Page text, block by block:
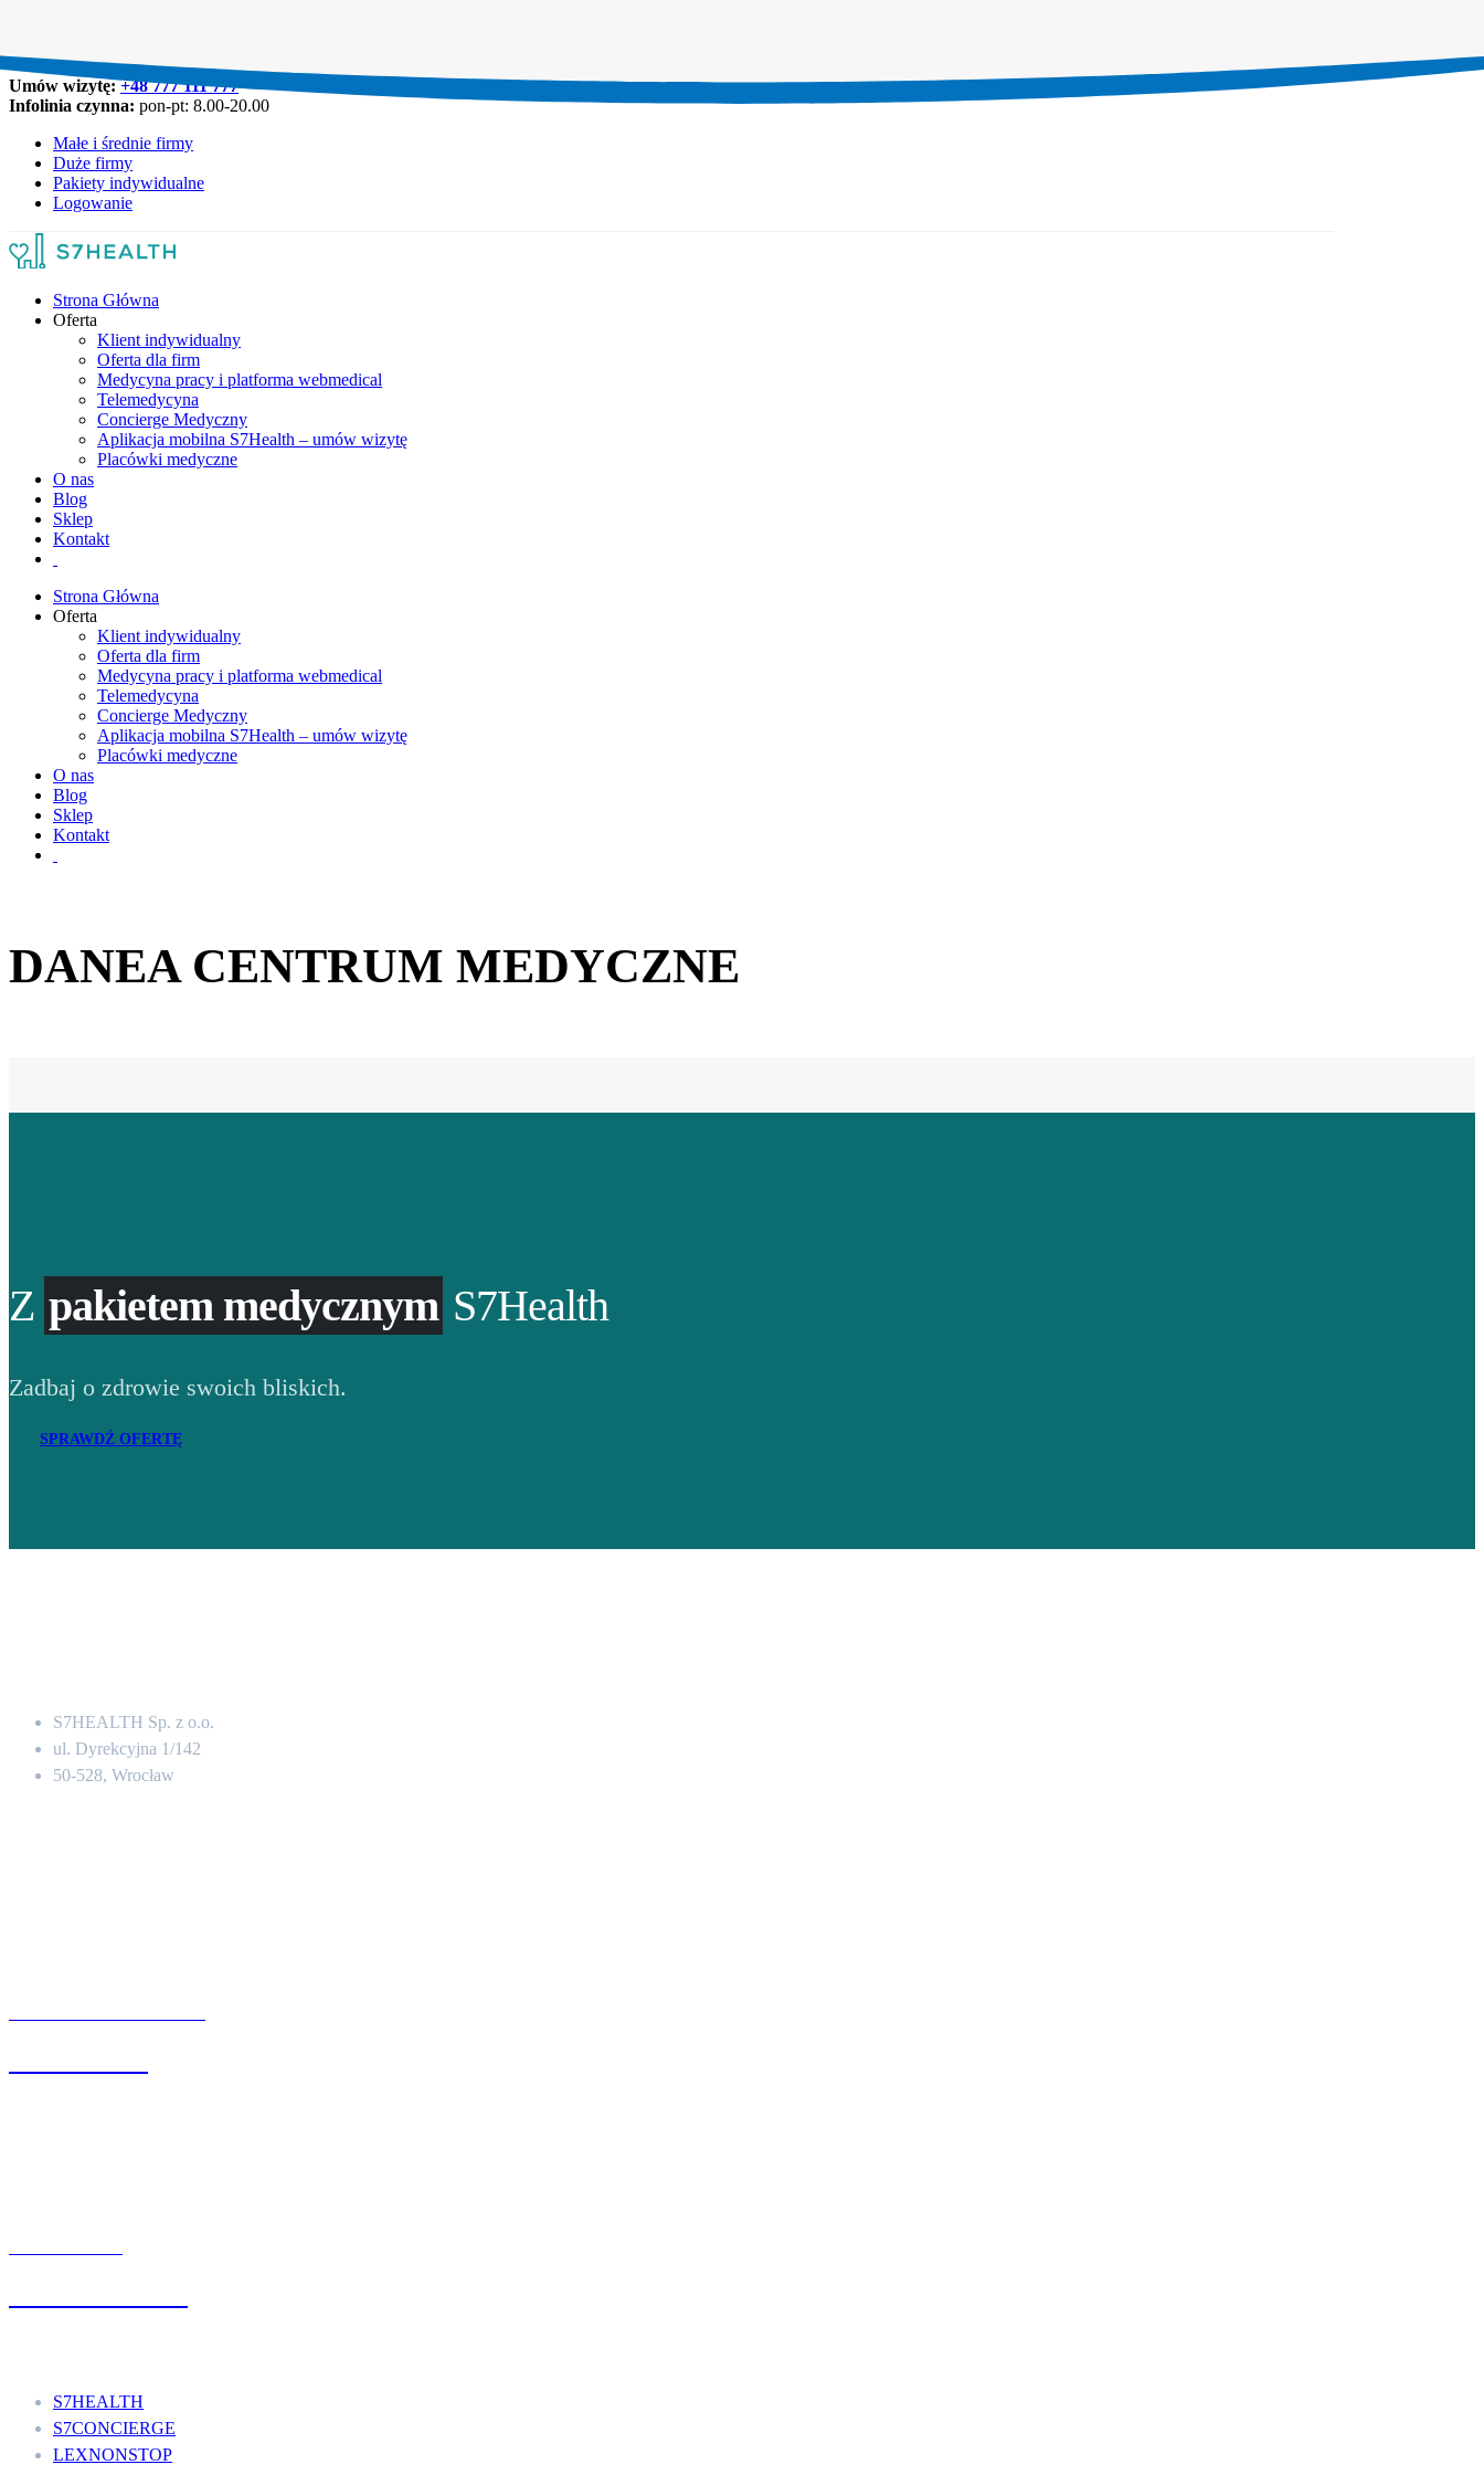
Umów wizytę:+48 777 111 777
Infolinia czynna: pon-pt: 8.00-20.00
Małe i średnie firmy
Duże firmy
Pakiety indywidualne
Logowanie
Strona Główna
Oferta
Klient indywidualny
Oferta dla firm
Medycyna pracy i platforma webmedical
Telemedycyna
Concierge Medyczny
Aplikacja mobilna S7Health – umów wizytę
Placówki medyczne
O nas
Blog
Sklep
Kontakt
Strona Główna
Oferta
Klient indywidualny
Oferta dla firm
Medycyna pracy i platforma webmedical
Telemedycyna
Concierge Medyczny
Aplikacja mobilna S7Health – umów wizytę
Placówki medyczne
O nas
Blog
Sklep
Kontakt
DANEA CENTRUM MEDYCZNE
Z pakietem medycznym S7Health
Zadbaj o zdrowie swoich bliskich.
SPRAWDŹ OFERTĘ
S7HEALTH Sp. z o.o.
ul. Dyrekcyjna 1/142
50-528, Wrocław
S7HEALTH
S7CONCIERGE
LEXNONSTOP